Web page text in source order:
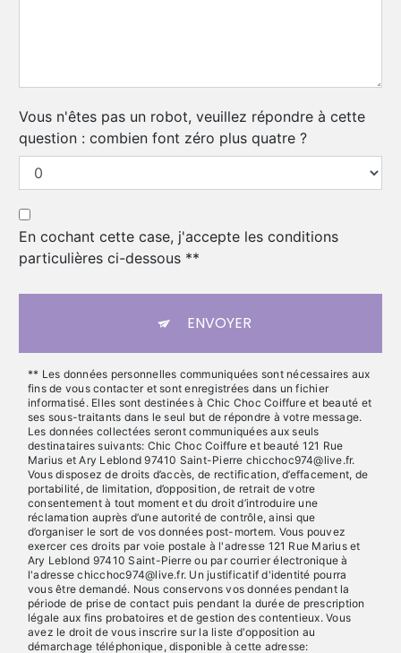
Vous n'êtes pas un robot, veuillez répondre à cette
question : combien font zéro plus quatre ?
En cochant cette case, j'accepte les conditions
particulières ci-dessous **
ENVOYER
** Les données personnelles communiquées sont nécessaires aux
fins de vous contacter et sont enregistrées dans un fichier
informatisé. Elles sont destinées à Chic Choc Coiffure et beauté et
ses sous-traitants dans le seul but de répondre à votre message.
Les données collectées seront communiquées aux seuls
destinataires suivants: Chic Choc Coiffure et beauté 121 Rue
Marius et Ary Leblond 97410 Saint-Pierre chicchoc974@live.fr.
Vous disposez de droits d’accès, de rectification, d’effacement, de
portabilité, de limitation, d’opposition, de retrait de votre
consentement à tout moment et du droit d’introduire une
réclamation auprès d’une autorité de contrôle, ainsi que
d’organiser le sort de vos données post-mortem. Vous pouvez
exercer ces droits par voie postale à l'adresse 121 Rue Marius et
Ary Leblond 97410 Saint-Pierre ou par courrier électronique à
l'adresse chicchoc974@live.fr. Un justificatif d'identité pourra
vous être demandé. Nous conservons vos données pendant la
période de prise de contact puis pendant la durée de prescription
légale aux fins probatoires et de gestion des contentieux. Vous
avez le droit de vous inscrire sur la liste d'opposition au
démarchage téléphonique, disponible à cette adresse: